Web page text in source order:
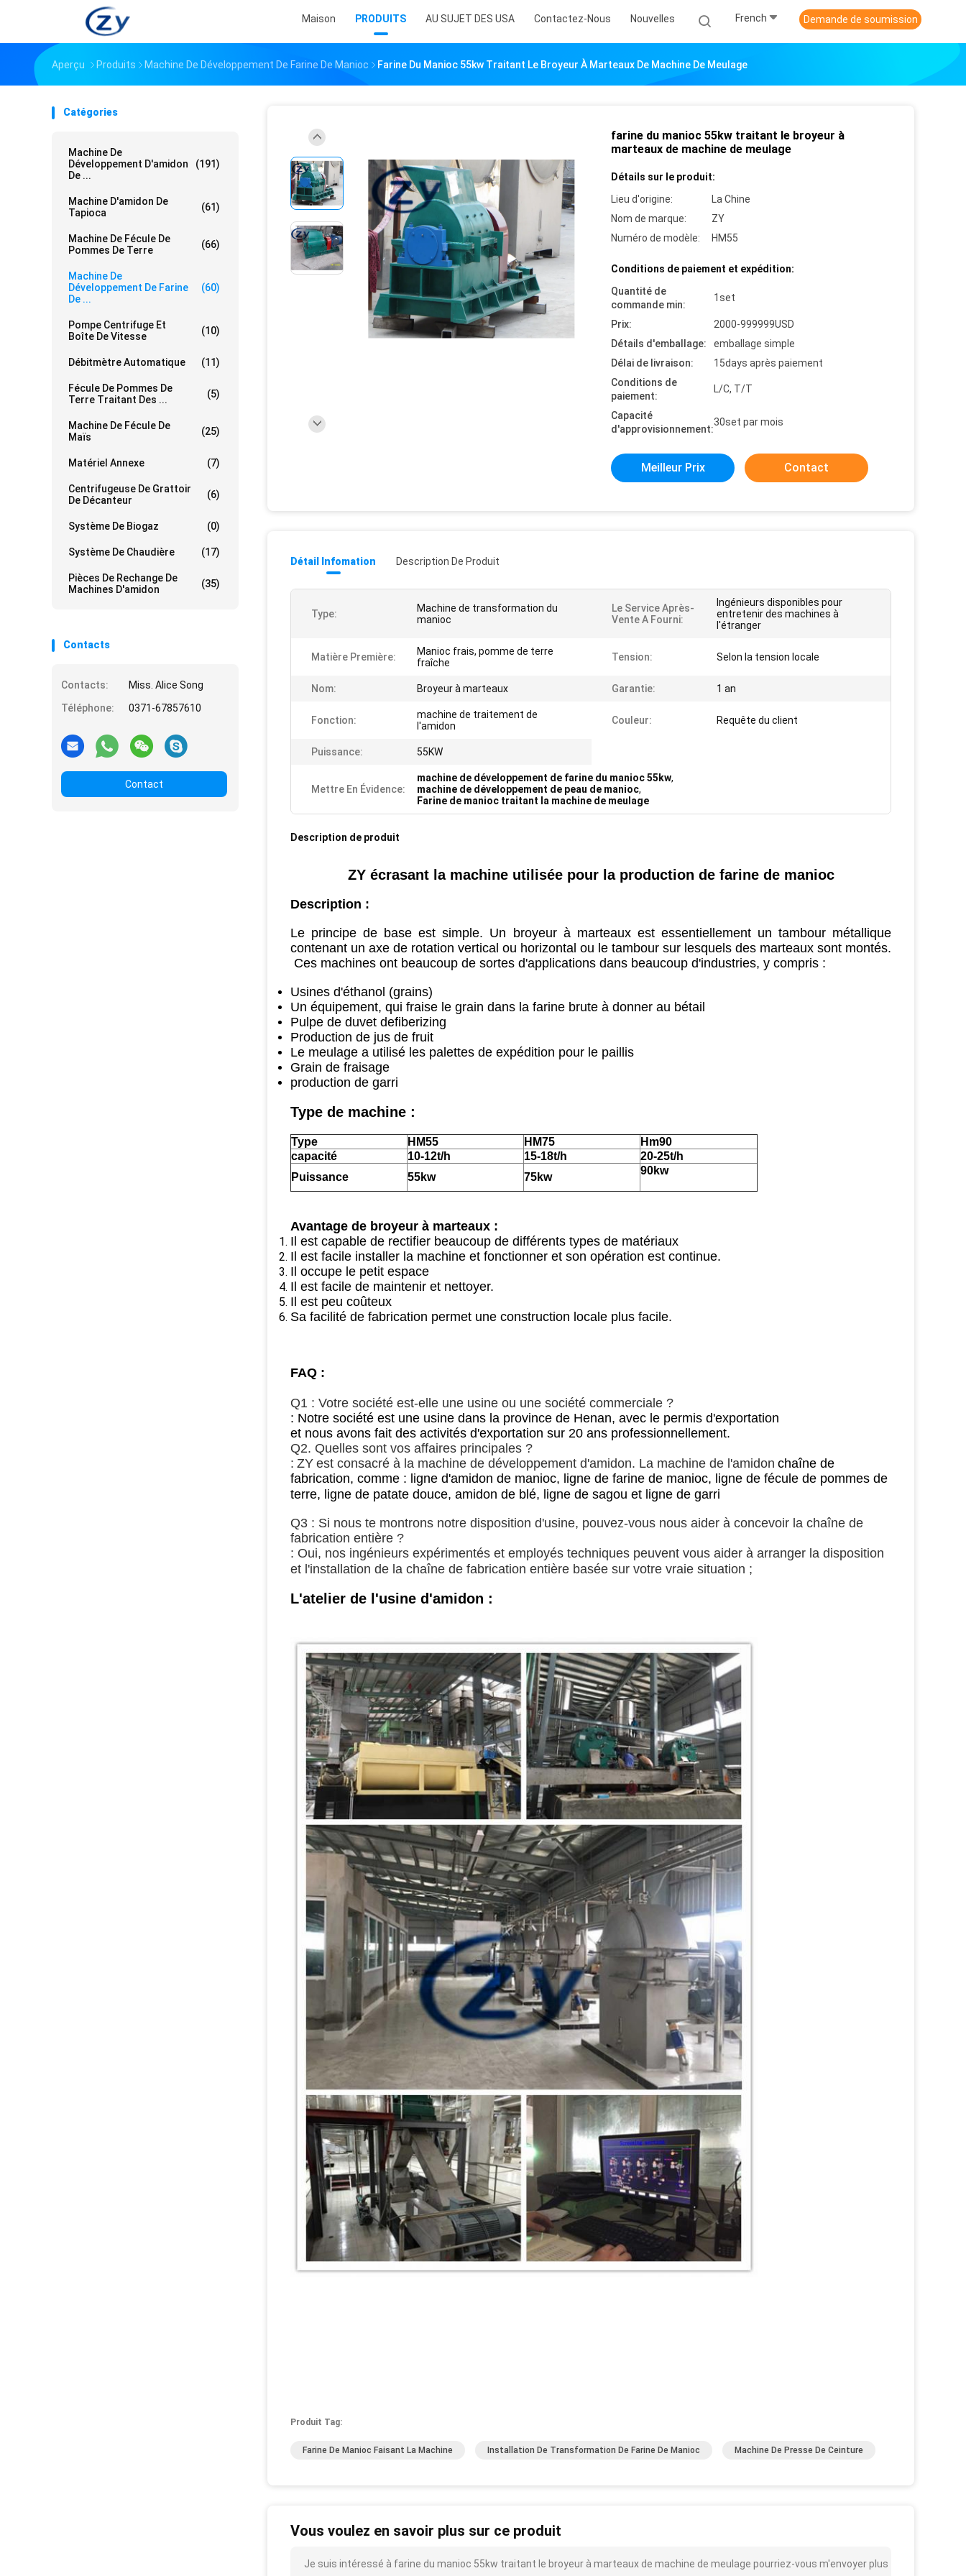
Maison PRODUITS AU SUJET DES USA Contactez-Nous Nouvelles French Demande de soumission
Aperçu Produits Machine De Développement De Farine De Manioc Farine Du Manioc 55kw Traitant Le Broyeur À Marteaux De Machine De Meulage
Catégories
Machine De
Développement D'amidon
De ...
(191)
Machine D'amidon De
Tapioca
(61)
Machine De Fécule De
Pommes De Terre
(66)
Machine De
Développement De Farine
De ...
(60)
Pompe Centrifuge Et
Boîte De Vitesse
(10)
Débitmètre Automatique (11)
Fécule De Pommes De
Terre Traitant Des ...
(5)
Machine De Fécule De
Maïs
(25)
Matériel Annexe (7)
Centrifugeuse De Grattoir
De Décanteur
(6)
Système De Biogaz (0)
Système De Chaudière (17)
Pièces De Rechange De
Machines D'amidon
(35)
Contacts
Contacts:
Miss. Alice Song
Téléphone:
0371-67857610
Contact
farine du manioc 55kw traitant le broyeur à
marteaux de machine de meulage
Détails sur le produit:
Lieu d'origine:
La Chine
Nom de marque:
ZY
Numéro de modèle:
HM55
Conditions de paiement et expédition:
Quantité de
commande min:
1set
Prix:
2000-999999USD
Détails d'emballage:
emballage simple
Délai de livraison:
15days après paiement
Conditions de
paiement:
L/C, T/T
Capacité
d'approvisionnement:
30set par mois
Meilleur Prix Contact
Détail Infomation Description De Produit
Type:
Machine de transformation du
manioc
Le Service Après-
Vente A Fourni:
Ingénieurs disponibles pour
entretenir des machines à
l'étranger
Matière Première:
Manioc frais, pomme de terre
fraîche
Tension: Selon la tension locale
Nom: Broyeur à marteaux Garantie: 1 an
Fonction:
machine de traitement de
l'amidon
Couleur: Requête du client
Puissance: 55KW
Mettre En Évidence:
machine de développement de farine du manioc 55kw,
machine de développement de peau de manioc,
Farine de manioc traitant la machine de meulage
Description de produit
ZY écrasant la machine utilisée pour la production de farine de manioc
Description :
Le principe de base est simple. Un broyeur à marteaux est essentiellement un tambour métallique
contenant un axe de rotation vertical ou horizontal ou le tambour sur lesquels des marteaux sont montés.
Ces machines ont beaucoup de sortes d'applications dans beaucoup d'industries, y compris :
Usines d'éthanol (grains)
Un équipement, qui fraise le grain dans la farine brute à donner au bétail
Pulpe de duvet defiberizing
Production de jus de fruit
Le meulage a utilisé les palettes de expédition pour le paillis
Grain de fraisage
production de garri
Type de machine :
Type HM55 HM75
Hm90
capacité
10-12t/h 15-18t/h
20-25t/h
Puissance
55kw 75kw
90kw
Avantage de broyeur à marteaux :
Il est capable de rectifier beaucoup de différents types de matériaux
Il est facile installer la machine et fonctionner et son opération est continue.
Il occupe le petit espace
Il est facile de maintenir et nettoyer.
Il est peu coûteux
Sa facilité de fabrication permet une construction locale plus facile.
FAQ :
Q1 : Votre société est-elle une usine ou une société commerciale ?
: Notre société est une usine dans la province de Henan, avec le permis d'exportation
et nous avons fait des activités d'exportation sur 20 ans professionnellement.
Q2. Quelles sont vos affaires principales ?
: ZY est consacré à la machine de développement d'amidon. La machine de l'amidon chaîne de
fabrication, comme : ligne d'amidon de manioc, ligne de farine de manioc, ligne de fécule de pommes de
terre, ligne de patate douce, amidon de blé, ligne de sagou et ligne de garri
Q3 : Si nous te montrons notre disposition d'usine, pouvez-vous nous aider à concevoir la chaîne de
fabrication entière ?
: Oui, nos ingénieurs expérimentés et employés techniques peuvent vous aider à arranger la disposition
et l'installation de la chaîne de fabrication entière basée sur votre vraie situation ;
L'atelier de l'usine d'amidon :
Produit Tag:
Farine De Manioc Faisant La Machine Installation De Transformation De Farine De Manioc Machine De Presse De Ceinture
Vous voulez en savoir plus sur ce produit
Je suis intéressé à farine du manioc 55kw traitant le broyeur à marteaux de machine de meulage pourriez-vous m'envoyer plus